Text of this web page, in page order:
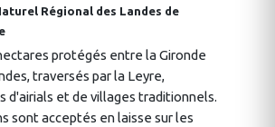
Régional des Landes de
protégés entre la Gironde
traversés par la Leyre,
d'airials et de villages traditionnels.
sont acceptés en laisse sur les